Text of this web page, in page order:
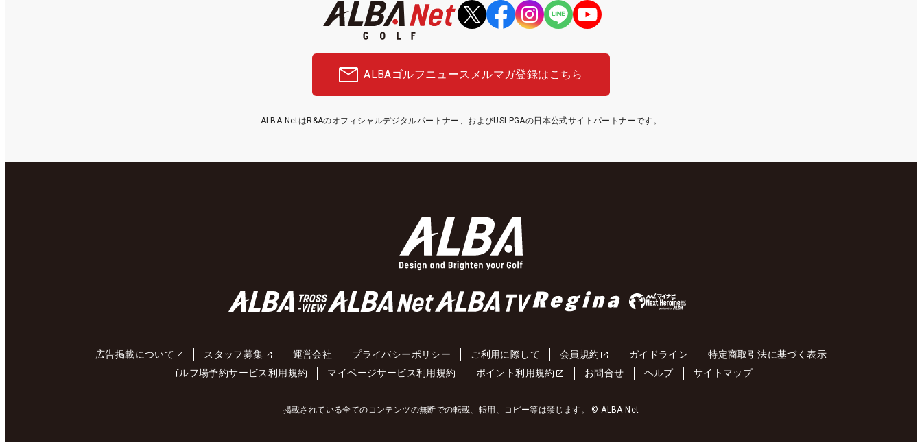
ALBAゴルフニュース メルマガ登録はこちら
ALBA NetはR&Aのオフィシャルデジタルパートナー、およびUSLPGAの日本公式サイトパートナーです。
広告掲載について スタッフ募集 運営会社 プライバシーポリシー ご利用に際して 会員規約 ガイドライン
特定商取引法に基づく表示
ゴルフ場予約サービス利用規約
マイページサービス利用規約 ポイント利用規約 お問合せ ヘルプ サイトマップ
掲載されている全てのコンテンツの無断での転載、転用、コピー等は禁じます。 © ALBA Net